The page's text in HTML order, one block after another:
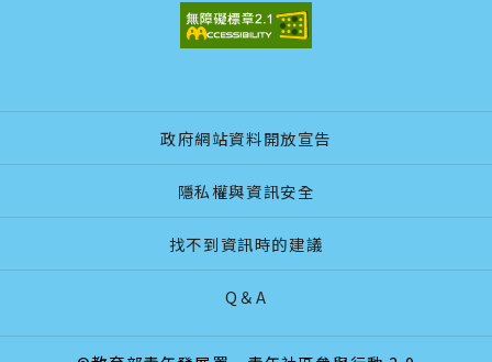
政府網站資料開放宣告
隱私權與資訊安全
找不到資訊時的建議
Q＆A